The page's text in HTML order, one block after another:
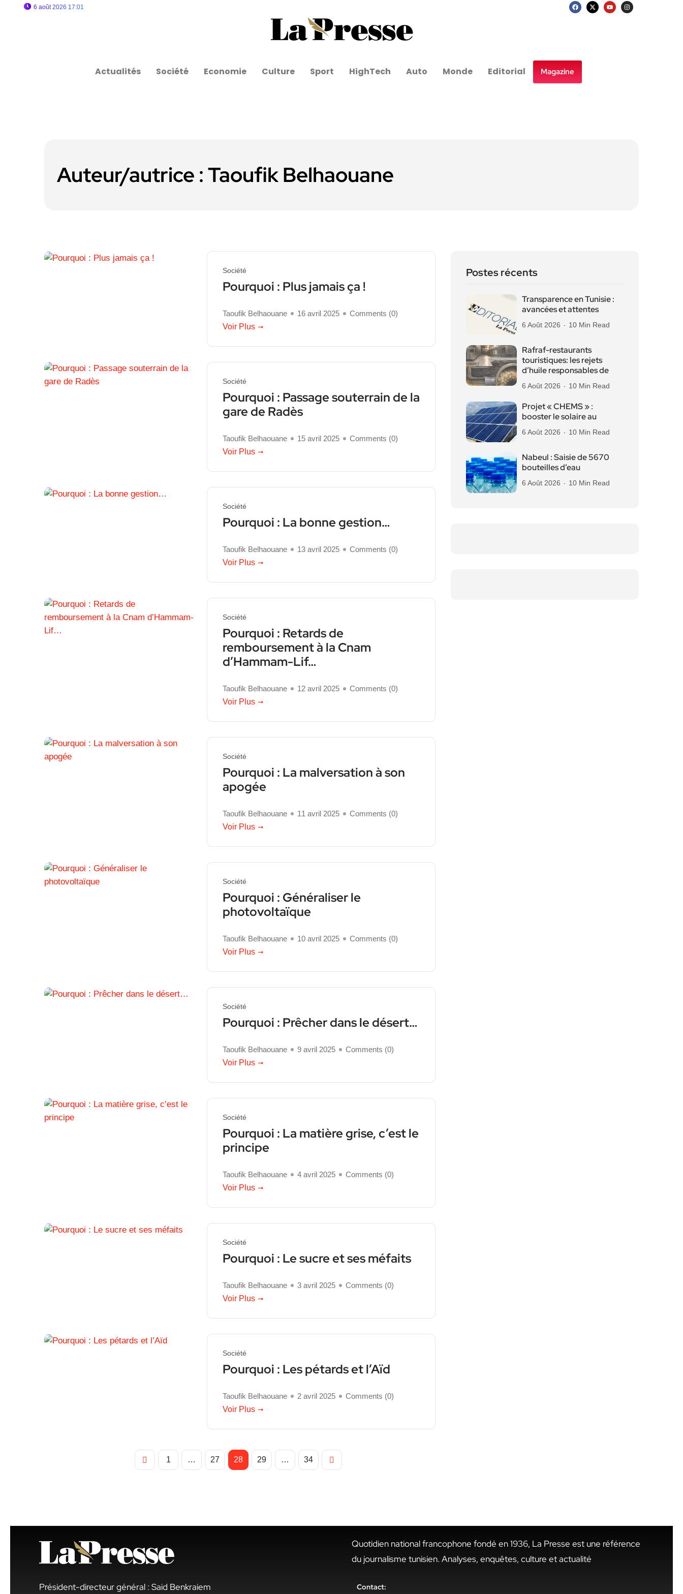
6 août 2026 17:01
Actualités Société Economie Culture Sport HighTech Auto Monde Editorial Magazine
Auteur/autrice :Taoufik Belhaouane
Société
Pourquoi : Plus jamais ça !
Taoufik Belhaouane 16 avril 2025 Comments (0)
Voir Plus
Société
Pourquoi : Passage souterrain de la
gare de Radès
Taoufik Belhaouane 15 avril 2025 Comments (0)
Voir Plus
Société
Pourquoi : La bonne gestion…
Taoufik Belhaouane 13 avril 2025 Comments (0)
Voir Plus
Société
Pourquoi : Retards de
remboursement à la Cnam
d’Hammam-Lif…
Taoufik Belhaouane 12 avril 2025 Comments (0)
Voir Plus
Société
Pourquoi : La malversation à son
apogée
Taoufik Belhaouane 11 avril 2025 Comments (0)
Voir Plus
Société
Pourquoi : Généraliser le
photovoltaïque
Taoufik Belhaouane 10 avril 2025 Comments (0)
Voir Plus
Société
Pourquoi : Prêcher dans le désert…
Taoufik Belhaouane 9 avril 2025 Comments (0)
Voir Plus
Société
Pourquoi : La matière grise, c’est le
principe
Taoufik Belhaouane 4 avril 2025 Comments (0)
Voir Plus
Société
Pourquoi : Le sucre et ses méfaits
Taoufik Belhaouane 3 avril 2025 Comments (0)
Voir Plus
Société
Pourquoi : Les pétards et l’Aïd
Taoufik Belhaouane 2 avril 2025 Comments (0)
Voir Plus
1 … 27 28 29 … 34
Postes récents
Transparence en Tunisie :
avancées et attentes
6 Août 2026 10 Min Read
Rafraf-restaurants
touristiques: les rejets
d’huile responsables de
6 Août 2026 10 Min Read
Projet « CHEMS » :
booster le solaire au
6 Août 2026 10 Min Read
Nabeul : Saisie de 5670
bouteilles d’eau
6 Août 2026 10 Min Read
Président-directeur général : Said Benkraiem
Quotidien national francophone fondé en 1936, La Presse est une référence
du journalisme tunisien. Analyses, enquêtes, culture et actualité
Contact: